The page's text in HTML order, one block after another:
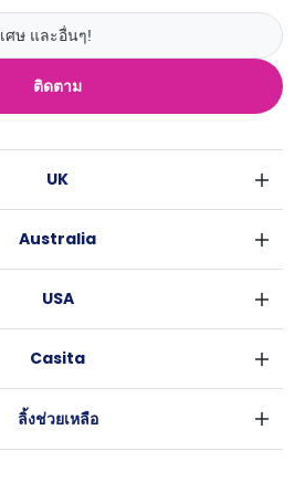
ติดตาม
UK
เอดินเบอระ
ลีดส์
Australia
บริสเบน
อะเดลายด์
USA
แอตแลนตา
Casita
ลิ้งช่วยเหลือ